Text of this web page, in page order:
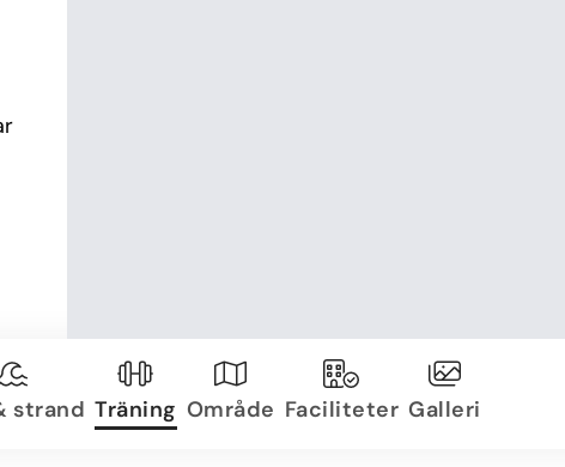
strand Träning Område Faciliteter Galleri